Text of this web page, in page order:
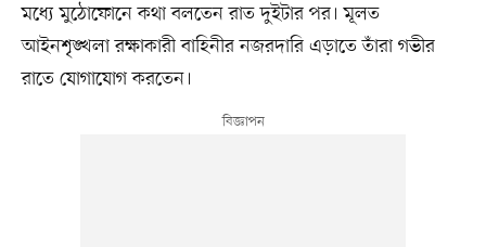
মধ্যে মুঠোফোনে কথা বলতেন রাত দুইটার পর। মূলত
আইনশৃঙ্খলা রক্ষাকারী বাহিনীর নজরদারি এড়াতে তাঁরা গভীর
রাতে যোগাযোগ করতেন।